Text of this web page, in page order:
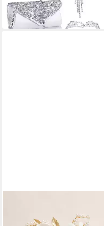
-44%
in 3-4 Werktagen bei dir
Perlenblüten-